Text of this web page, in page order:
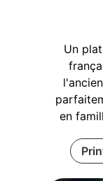
Un
en